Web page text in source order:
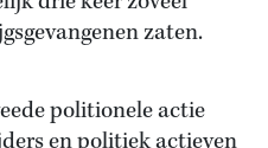
zaten.
politionele actie